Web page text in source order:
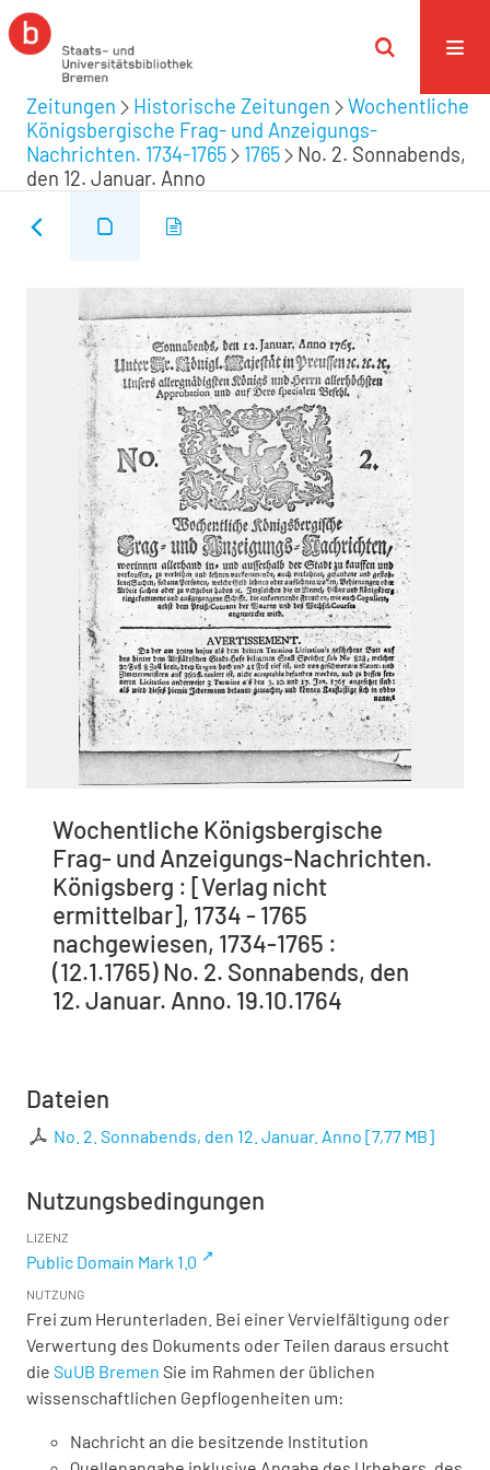
Zeitungen Historische Zeitungen
Wochentliche
Königsbergische Frag- und Anzeigungs-
Nachrichten. 1734-1765
1765
No. 2. Sonnabends,
den 12. Januar. Anno
Wochentliche Königsbergische
Frag- und Anzeigungs-Nachrichten.
Königsberg : [Verlag nicht
ermittelbar], 1734 - 1765
nachgewiesen, 1734-1765 :
(12.1.1765) No. 2. Sonnabends, den
12. Januar. Anno. 19.10.1764
Dateien
No. 2. Sonnabends, den 12. Januar. Anno [7,77 MB]
Nutzungsbedingungen
LIZENZ
Public Domain Mark 1.0
NUTZUNG
Frei zum Herunterladen. Bei einer Vervielfältigung oder
Verwertung des Dokuments oder Teilen daraus ersucht
die SuUB Bremen Sie im Rahmen der üblichen
wissenschaftlichen Gepflogenheiten um:
Nachricht an die besitzende Institution